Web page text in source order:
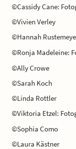
©Cassidy Cane:
©Vivien Verley
©Hannah
©Ronja Madeleine:
©Ally Crowe
©Sarah Koch
©Linda Rottler
©Viktoria Etzel:
©Sophia Como
©Laura Kästner